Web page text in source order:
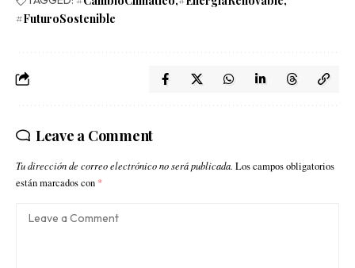
#FuturoSostenible
Leave a Comment
Tu dirección de correo electrónico no será publicada. Los campos obligatorios
están marcados con *